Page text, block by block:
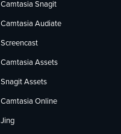
Camtasia Snagit
Camtasia Audiate
Screencast
Camtasia Assets
Snagit Assets
Camtasia Online
Jing